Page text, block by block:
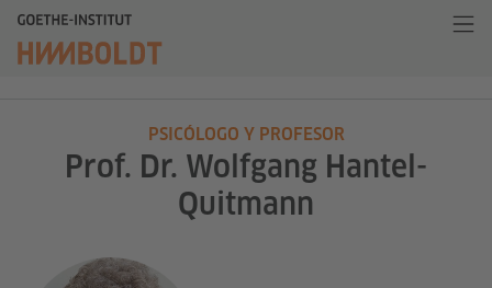
PSICÓLOGO Y PROFESOR
Prof. Dr. Wolfgang Hantel-
Quitmann